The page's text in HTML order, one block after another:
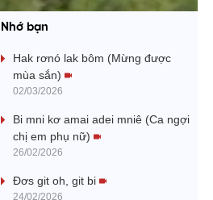
y
i
Nhớ bạn
Hak rơnó lak bôm (Mừng được
mùa sắn)
02/03/2026
Bi mni kơ amai adei mniê (Ca ngợi
chị em phụ nữ)
26/02/2026
Đơs git oh, git bi
24/02/2026